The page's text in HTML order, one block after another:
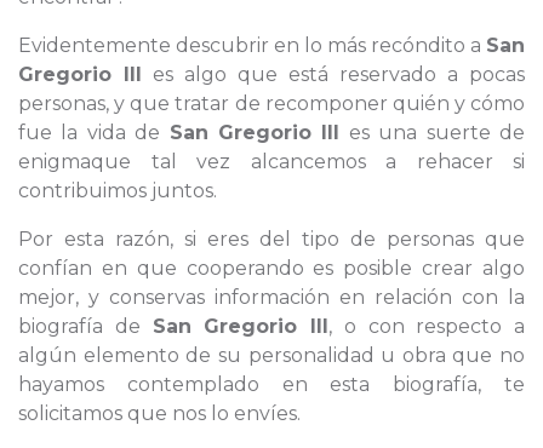
Evidentemente descubrir en lo más recóndito a San
Gregorio III es algo que está reservado a pocas
personas, y que tratar de recomponer quién y cómo
fue la vida de San Gregorio III es una suerte de
enigmaque tal vez alcancemos a rehacer si
contribuimos juntos.
Por esta razón, si eres del tipo de personas que
confían en que cooperando es posible crear algo
mejor, y conservas información en relación con la
biografía de San Gregorio III, o con respecto a
algún elemento de su personalidad u obra que no
hayamos contemplado en esta biografía, te
solicitamos que nos lo envíes.